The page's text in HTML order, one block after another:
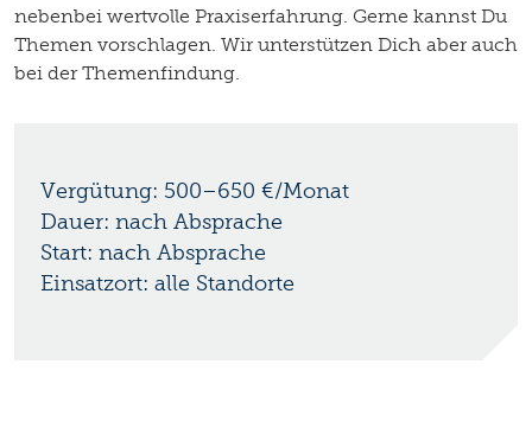
nebenbei wertvolle Praxiserfahrung. Gerne kannst Du
Themen vorschlagen. Wir unterstützen Dich aber auch
bei der Themenfindung.
Vergütung: 500–650 €/Monat
Dauer: nach Absprache
Start: nach Absprache
Einsatzort: alle Standorte